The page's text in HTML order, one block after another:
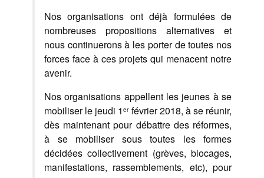
Nos organisations ont déjà formulées de
nombreuses propositions alternatives et
nous continuerons à les porter de toutes nos
forces face à ces projets qui menacent notre
avenir.
Nos organisations appellent les jeunes à se
mobiliser le jeudi 1erfévrier 2018, à se réunir,
dès maintenant pour débattre des réformes,
à se mobiliser sous toutes les formes
décidées collectivement (grèves, blocages,
manifestations, rassemblements, etc), pour